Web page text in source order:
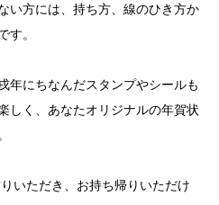
い方には、持ち方、線のひき方か
。
年にちなんだスタンプやシールも
しく、あなたオリジナルの年賀状
いただき、お持ち帰りいただけ